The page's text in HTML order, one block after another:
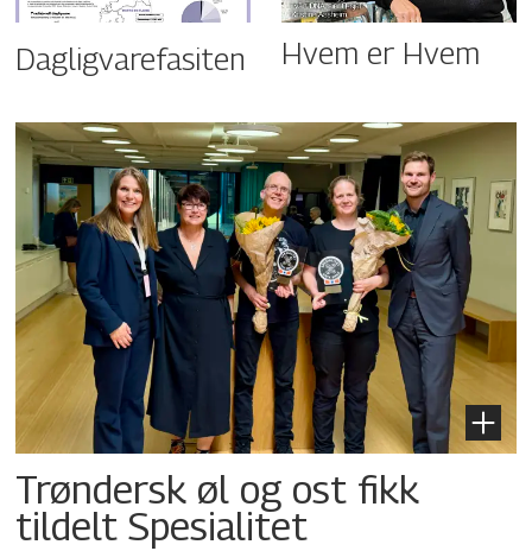
Dagligvarefasiten Hvem er Hvem
Trøndersk øl og ost fikk
tildelt Spesialitet